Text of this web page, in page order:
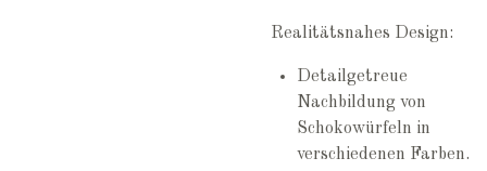
Realitätsnahes Design:
Detailgetreue
Nachbildung von
Schokowürfeln in
verschiedenen Farben.